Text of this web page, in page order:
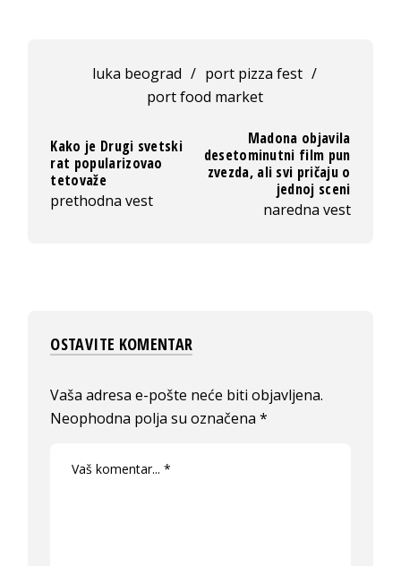
luka beograd / port pizza fest /
port food market
Kako je Drugi svetski
rat popularizovao
tetovaže
prethodna vest
Madona objavila
desetominutni film pun
zvezda, ali svi pričaju o
jednoj sceni
naredna vest
OSTAVITE KOMENTAR
Vaša adresa e-pošte neće biti objavljena.
Neophodna polja su označena*